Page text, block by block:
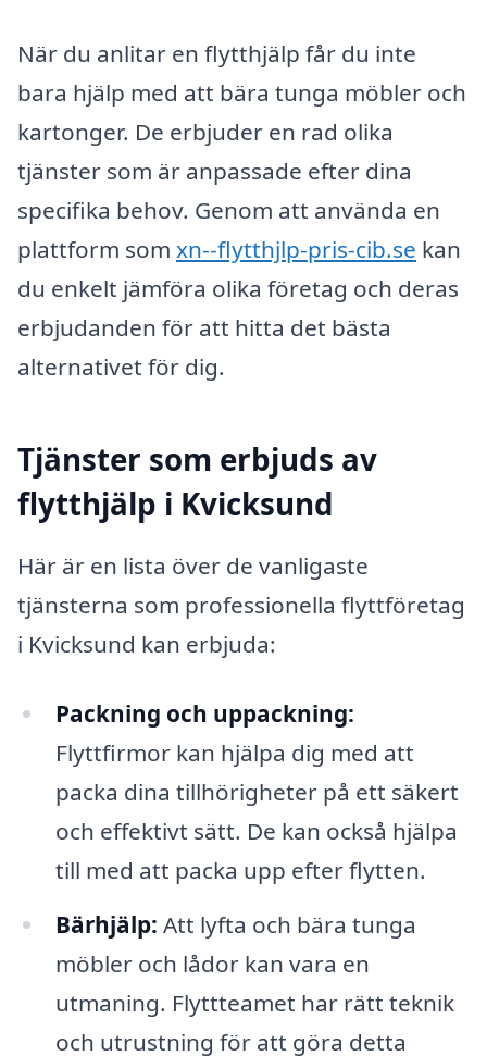
När du anlitar en flytthjälp får du inte
bara hjälp med att bära tunga möbler och
kartonger. De erbjuder en rad olika
tjänster som är anpassade efter dina
specifika behov. Genom att använda en
plattform som xn--flytthjlp-pris-cib.se kan
du enkelt jämföra olika företag och deras
erbjudanden för att hitta det bästa
alternativet för dig.
Tjänster som erbjuds av
flytthjälp i Kvicksund
Här är en lista över de vanligaste
tjänsterna som professionella flyttföretag
i Kvicksund kan erbjuda:
Packning och uppackning:
Flyttfirmor kan hjälpa dig med att
packa dina tillhörigheter på ett säkert
och effektivt sätt. De kan också hjälpa
till med att packa upp efter flytten.
Bärhjälp: Att lyfta och bära tunga
möbler och lådor kan vara en
utmaning. Flyttteamet har rätt teknik
och utrustning för att göra detta